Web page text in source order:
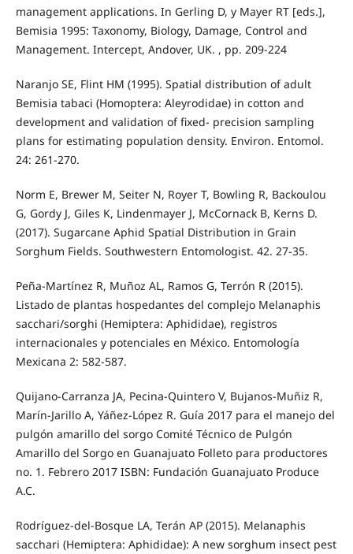
management applications. In Gerling D, y Mayer RT [eds.],
Bemisia 1995: Taxonomy, Biology, Damage, Control and
Management. Intercept, Andover, UK. , pp. 209-224
Naranjo SE, Flint HM (1995). Spatial distribution of adult
Bemisia tabaci (Homoptera: Aleyrodidae) in cotton and
development and validation of fixed- precision sampling
plans for estimating population density. Environ. Entomol.
24: 261-270.
Norm E, Brewer M, Seiter N, Royer T, Bowling R, Backoulou
G, Gordy J, Giles K, Lindenmayer J, McCornack B, Kerns D.
(2017). Sugarcane Aphid Spatial Distribution in Grain
Sorghum Fields. Southwestern Entomologist. 42. 27-35.
Peña-Martínez R, Muñoz AL, Ramos G, Terrón R (2015).
Listado de plantas hospedantes del complejo Melanaphis
sacchari/sorghi (Hemiptera: Aphididae), registros
internacionales y potenciales en México. Entomología
Mexicana 2: 582-587.
Quijano-Carranza JA, Pecina-Quintero V, Bujanos-Muñiz R,
Marín-Jarillo A, Yáñez-López R. Guía 2017 para el manejo del
pulgón amarillo del sorgo Comité Técnico de Pulgón
Amarillo del Sorgo en Guanajuato Folleto para productores
no. 1. Febrero 2017 ISBN: Fundación Guanajuato Produce
A.C.
Rodríguez-del-Bosque LA, Terán AP (2015). Melanaphis
sacchari (Hemiptera: Aphididae): A new sorghum insect pest